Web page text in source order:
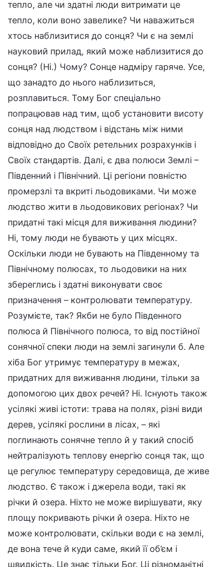
тепло, але чи здатні люди витримати це
тепло, коли воно завелике? Чи наважиться
хтось наблизитися до сонця? Чи є на землі
науковий прилад, який може наблизитися до
сонця? (Ні.) Чому? Сонце надміру гаряче. Усе,
що занадто до нього наблизиться,
розплавиться. Тому Бог спеціально
попрацював над тим, щоб установити висоту
сонця над людством і відстань між ними
відповідно до Своїх ретельних розрахунків і
Своїх стандартів. Далі, є два полюси Землі –
Південний і Північний. Ці регіони повністю
промерзлі та вкриті льодовиками. Чи може
людство жити в льодовикових регіонах? Чи
придатні такі місця для виживання людини?
Ні, тому люди не бувають у цих місцях.
Оскільки люди не бувають на Південному та
Північному полюсах, то льодовики на них
збереглись і здатні виконувати своє
призначення – контролювати температуру.
Розумієте, так? Якби не було Південного
полюса й Північного полюса, то від постійної
сонячної спеки люди на землі загинули б. Але
хіба Бог утримує температуру в межах,
придатних для виживання людини, тільки за
допомогою цих двох речей? Ні. Існують також
усілякі живі істоти: трава на полях, різні види
дерев, усілякі рослини в лісах, – які
поглинають сонячне тепло й у такий спосіб
нейтралізують теплову енергію сонця так, що
це регулює температуру середовища, де живе
людство. Є також і джерела води, такі як
річки й озера. Ніхто не може вирішувати, яку
площу покривають річки й озера. Ніхто не
може контролювати, скільки води є на землі,
де вона тече й куди саме, який її об’єм і
швидкість. Це знає тільки Бог. Ці різноманітні